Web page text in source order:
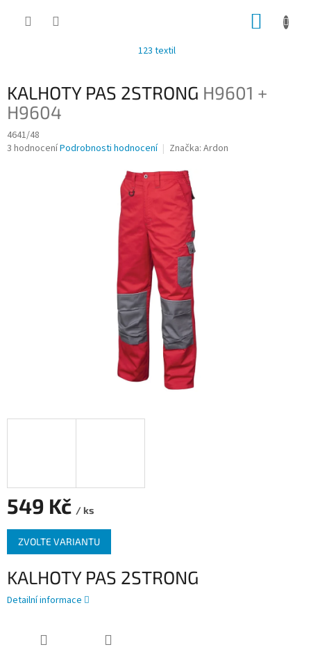
123 textil
KALHOTY PAS 2STRONG H9601 +
H9604
4641/48
Průměrné
3 hodnoceníPodrobnosti hodnocení Značka: Ardon
549 Kč / ks
Měrná
cena:
ZVOLTE VARIANTU
KALHOTY PAS 2STRONG
Detailní informace